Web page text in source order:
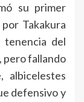
su primer
Takakura
tenencia del
pero fallando
defensivo y